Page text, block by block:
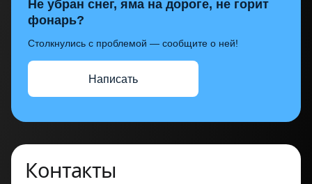
Не убран снег, яма на дороге, не горит
фонарь?
Столкнулись с проблемой — сообщите о ней!
Написать
Контакты